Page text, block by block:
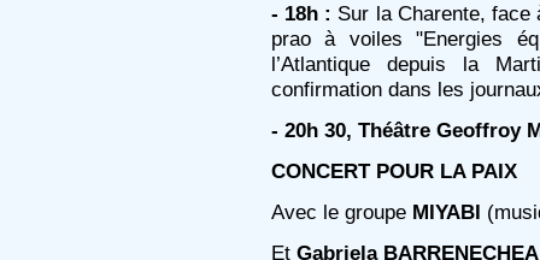
- 18h : Sur la Charente, face
prao à voiles "Energies
l’Atlantique depuis la
confirmation dans les
- 20h 30, Théâtre Geoffroy
CONCERT POUR LA PAIX
Avec le groupe MIYABI
Et Gabriela BARRENECHEA